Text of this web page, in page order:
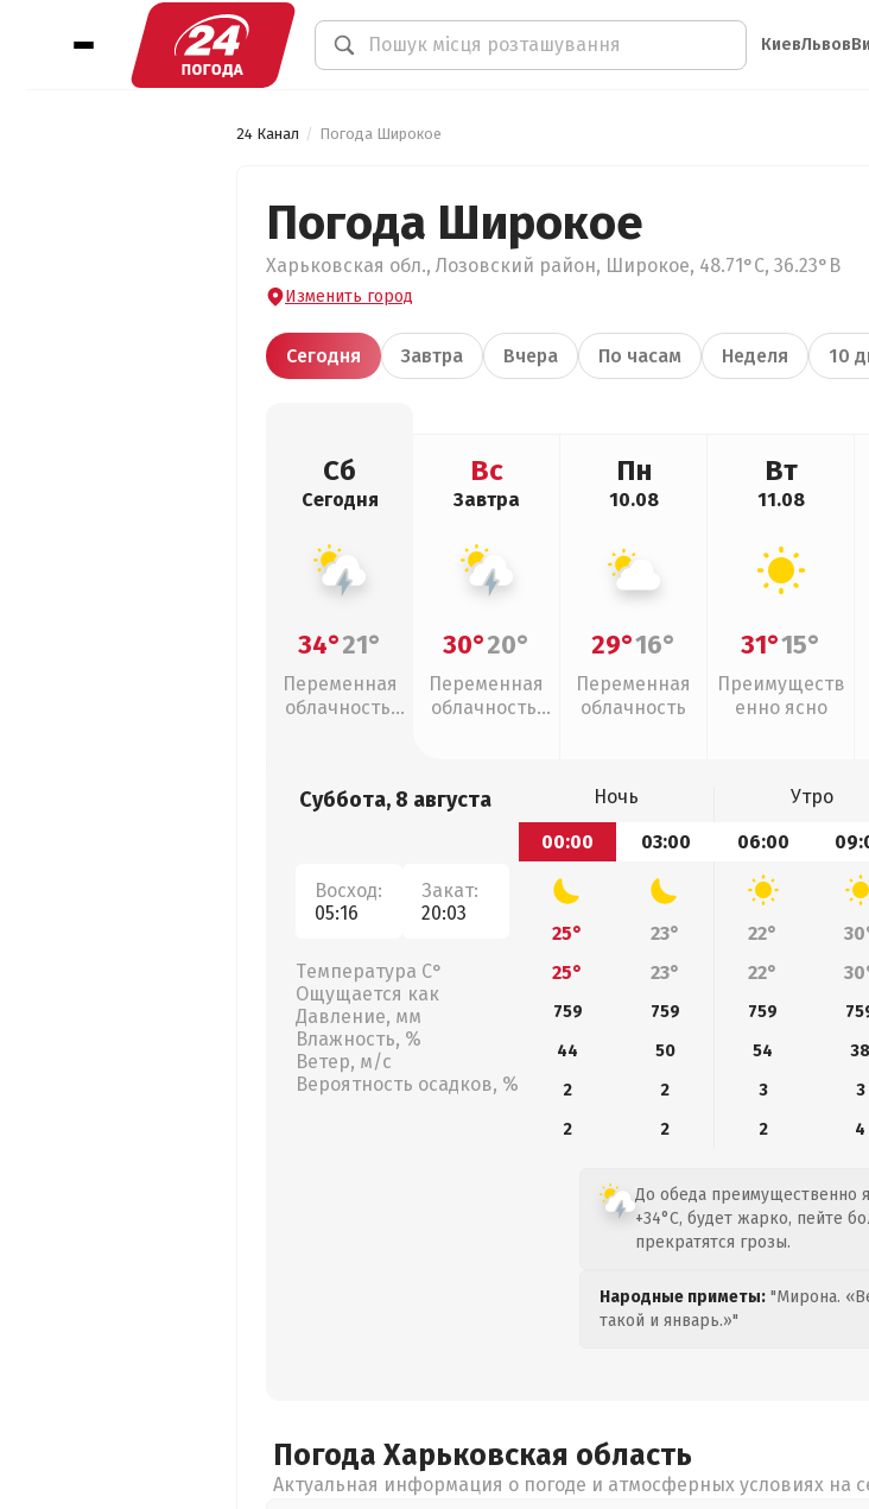
КиевЛьвов
24 Канал Погода Широкое
Погода Широкое
Харьковская обл., Лозовский район, Широкое, 48.71°С, 36.23°В
Изменить город
Сегодня Завтра Вчера По часам Неделя 10
Сб
Сегодня
34°21°
Переменная
облачность,
Вс
Завтра
30°20°
Переменная
облачность,
Пн
10.08
29°16°
Переменная
облачность
Вт
11.08
31°15°
Преимуществ
енно ясно
Суббота, 8 августа
Восход:
05:16
Закат:
20:03
Температура С°
Ощущается как
Давление, мм
Влажность, %
Ветер, м/с
Вероятность осадков, %
Ночь Утро
00:00
03:00 06:00
25° 23° 22°
25°
23° 22°
759 759 759
44
50 54 38
2
2 3 3
2
2 2 4
До обеда преимущественно
+34°C, будет жарко, пейте
прекратятся грозы.
Народные приметы: "Мирона.
такой и январь.»"
Погода Харьковская область
Актуальная информация о погоде и атмосферных условиях на